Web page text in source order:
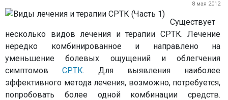
8 мая 2012
Существует
несколько видов лечения и терапии СРТК. Лечение
нередко комбинированное и направлено на
уменьшение болевых ощущений и облегчения
симптомов СРТК. Для выявления наиболее
эффективного метода лечения, возможно, потребуется,
попробовать более одной комбинации средств.